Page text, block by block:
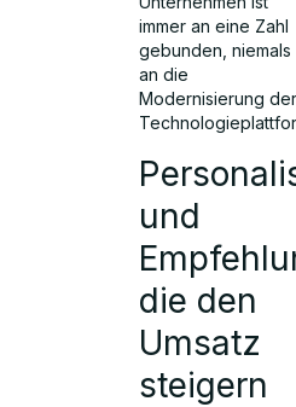
immer an eine Zahl
gebunden, niemals
an die
Modernisierung der
und
die den
Umsatz
steigern